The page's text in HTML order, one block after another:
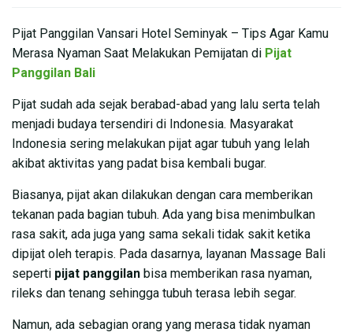
Pijat Panggilan Vansari Hotel Seminyak – Tips Agar Kamu
Merasa Nyaman Saat Melakukan Pemijatan di Pijat
Panggilan Bali
Pijat sudah ada sejak berabad-abad yang lalu serta telah
menjadi budaya tersendiri di Indonesia. Masyarakat
Indonesia sering melakukan pijat agar tubuh yang lelah
akibat aktivitas yang padat bisa kembali bugar.
Biasanya, pijat akan dilakukan dengan cara memberikan
tekanan pada bagian tubuh. Ada yang bisa menimbulkan
rasa sakit, ada juga yang sama sekali tidak sakit ketika
dipijat oleh terapis. Pada dasarnya, layanan Massage Bali
seperti pijat panggilan bisa memberikan rasa nyaman,
rileks dan tenang sehingga tubuh terasa lebih segar.
Namun, ada sebagian orang yang merasa tidak nyaman